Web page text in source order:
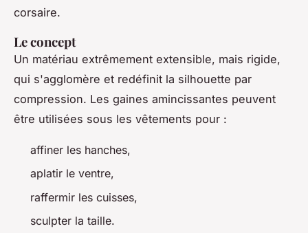
corsaire.
Le concept
Un matériau extrêmement extensible, mais rigide,
qui s'agglomère et redéfinit la silhouette par
compression. Les gaines amincissantes peuvent
être utilisées sous les vêtements pour :
affiner les hanches,
aplatir le ventre,
raffermir les cuisses,
sculpter la taille.